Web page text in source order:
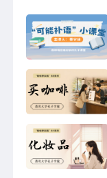
桥，以文化为
领略中文与体